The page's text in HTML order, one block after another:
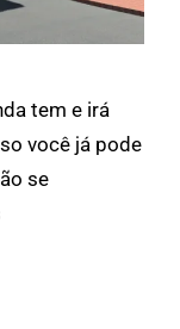
tem e irá
você já pode
se